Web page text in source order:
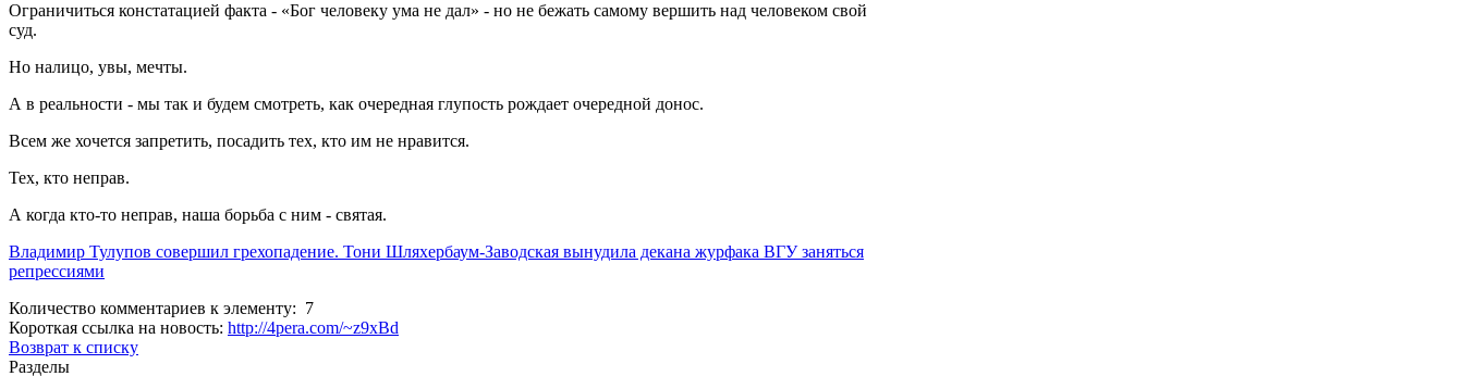
Ограничиться констатацией факта - «Бог человеку ума не дал» - но не бежать самому вершить над человеком свой
суд.
Но налицо, увы, мечты.
А в реальности - мы так и будем смотреть, как очередная глупость рождает очередной донос.
Всем же хочется запретить, посадить тех, кто им не нравится.
Тех, кто неправ.
А когда кто-то неправ, наша борьба с ним - святая.
Владимир Тулупов совершил грехопадение. Тони Шляхербаум-Заводская вынудила декана журфака ВГУ заняться
репрессиями
Количество комментариев к элементу: 7
Короткая ссылка на новость: http://4pera.com/~z9xBd
Возврат к списку
Разделы